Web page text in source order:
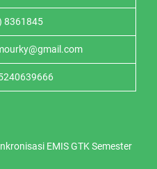
8361845
EMIS GTK Semester